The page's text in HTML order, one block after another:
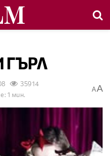
ГЪРЛ
35914
1 мин.
AA